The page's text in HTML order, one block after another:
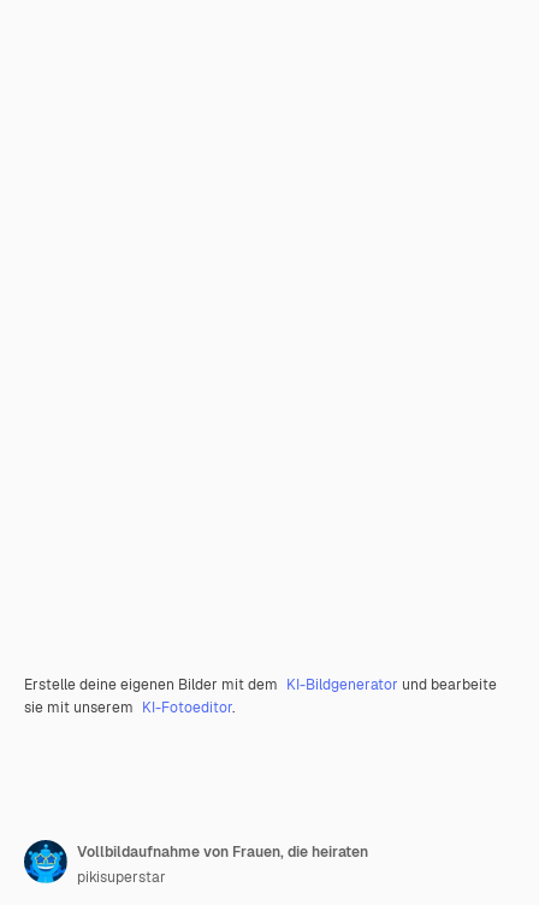
Erstelle deine eigenen Bilder mit dem KI-Bildgenerator und bearbeite
sie mit unserem KI-Fotoeditor.
Vollbildaufnahme von Frauen, die heiraten
pikisuperstar